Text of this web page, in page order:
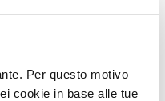
Per questo motivo
cookie in base alle tue
di
e la
varietà di stili,